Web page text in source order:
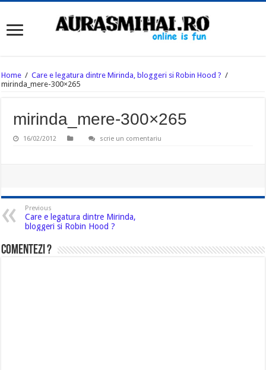
Home / Care e legatura dintre Mirinda, bloggeri si Robin Hood ? /
mirinda_mere-300×265
mirinda_mere-300×265
16/02/2012 scrie un comentariu
Previous
Care e legatura dintre Mirinda,
bloggeri si Robin Hood ?
Comentezi ?